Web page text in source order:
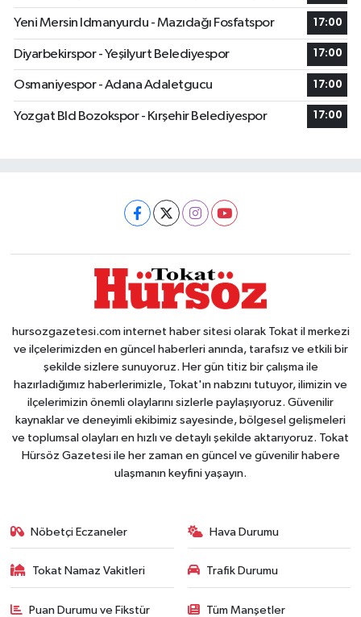
Yeni Mersin Idmanyurdu - Mazıdağı Fosfatspor 17:00
Diyarbekirspor - Yeşilyurt Belediyespor 17:00
Osmaniyespor - Adana Adaletgucu 17:00
Yozgat Bld Bozokspor - Kırşehir Belediyespor 17:00
hursozgazetesi.com internet haber sitesi olarak Tokat il merkezi
ve ilçelerimizden en güncel haberleri anında, tarafsız ve etkili bir
şekilde sizlere sunuyoruz. Her gün titiz bir çalışma ile
hazırladığımız haberlerimizle, Tokat'ın nabzını tutuyor, ilimizin ve
ilçelerimizin önemli olaylarını sizlerle paylaşıyoruz. Güvenilir
kaynaklar ve deneyimli ekibimiz sayesinde, bölgesel gelişmeleri
ve toplumsal olayları en hızlı ve detaylı şekilde aktarıyoruz. Tokat
Hürsöz Gazetesi ile her zaman en güncel ve güvenilir habere
ulaşmanın keyfini yaşayın.
Nöbetçi Eczaneler Hava Durumu
Tokat Namaz Vakitleri Trafik Durumu
Puan Durumu ve Fikstür Tüm Manşetler